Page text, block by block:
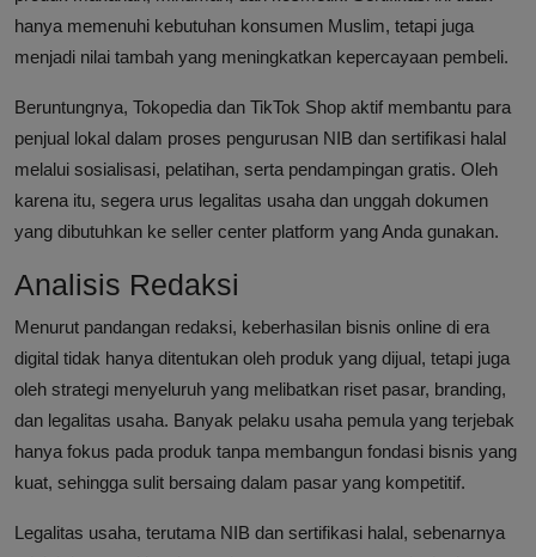
hanya memenuhi kebutuhan konsumen Muslim, tetapi juga
menjadi nilai tambah yang meningkatkan kepercayaan pembeli.
Beruntungnya, Tokopedia dan TikTok Shop aktif membantu para
penjual lokal dalam proses pengurusan NIB dan sertifikasi halal
melalui sosialisasi, pelatihan, serta pendampingan gratis. Oleh
karena itu, segera urus legalitas usaha dan unggah dokumen
yang dibutuhkan ke seller center platform yang Anda gunakan.
Analisis Redaksi
Menurut pandangan redaksi, keberhasilan bisnis online di era
digital tidak hanya ditentukan oleh produk yang dijual, tetapi juga
oleh strategi menyeluruh yang melibatkan riset pasar, branding,
dan legalitas usaha. Banyak pelaku usaha pemula yang terjebak
hanya fokus pada produk tanpa membangun fondasi bisnis yang
kuat, sehingga sulit bersaing dalam pasar yang kompetitif.
Legalitas usaha, terutama NIB dan sertifikasi halal, sebenarnya